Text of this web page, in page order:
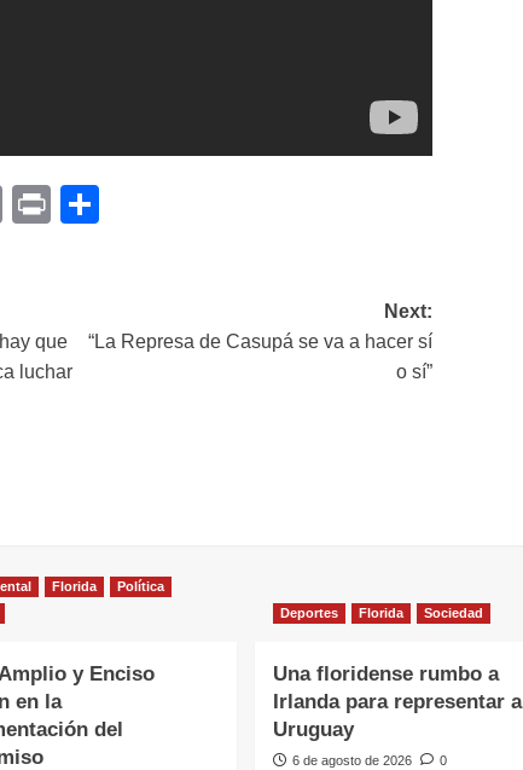
CopyPrint
que
luchar
Next:
“La Represa de Casupá se va a hacer sí
o sí”
Florida
Política
y Enciso
en la
del
Deportes Florida Sociedad
Una floridense rumbo a
Irlanda para representar a
Uruguay
6 de agosto de 2026 0